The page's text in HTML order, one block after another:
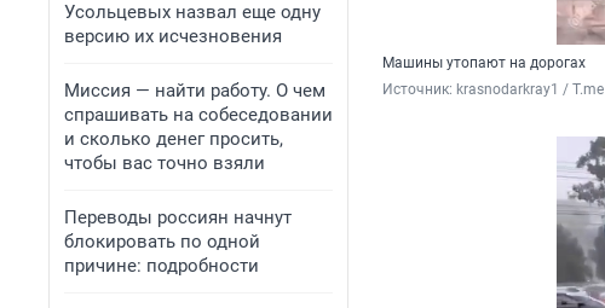
Усольцевых назвал еще одну
версию их исчезновения
Миссия — найти работу. О чем
спрашивать на собеседовании
и сколько денег просить,
чтобы вас точно взяли
Переводы россиян начнут
блокировать по одной
причине: подробности
Машины утопают на дорогах
Источник: krasnodarkray1 / T.me